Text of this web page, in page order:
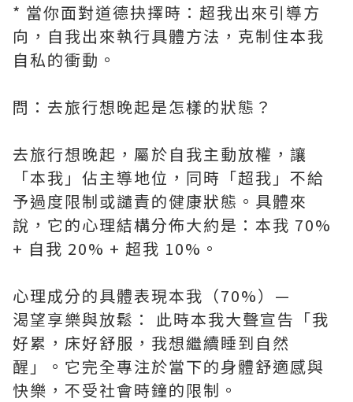
* 當你面對道德抉擇時：超我出來引導方
向，自我出來執行具體方法，克制住本我
自私的衝動。
問：去旅行想晚起是怎樣的狀態？
去旅行想晚起，屬於自我主動放權，讓
「本我」佔主導地位，同時「超我」不給
予過度限制或譴責的健康狀態。具體來
說，它的心理結構分佈大約是：本我 70%
+ 自我 20% + 超我 10%。
心理成分的具體表現本我（70%）—
渴望享樂與放鬆： 此時本我大聲宣告「我
好累，床好舒服，我想繼續睡到自然
醒」。它完全專注於當下的身體舒適感與
快樂，不受社會時鐘的限制。